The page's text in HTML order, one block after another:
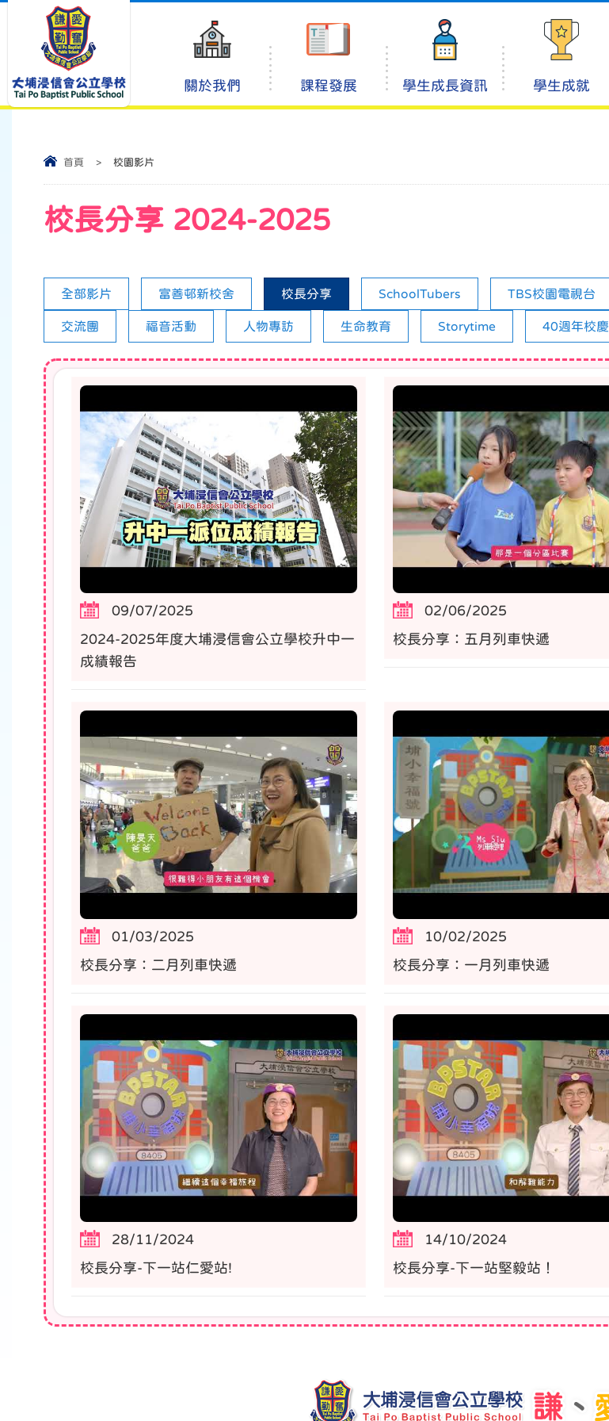
關於我們 課程發展 學生成長資訊 學生成就
首頁 > 校園影片
校長分享 2024-2025
全部影片 富善邨新校舍 校長分享 SchoolTubers TBS校園電視台
交流團 福音活動 人物專訪 生命教育 Storytime 40週年校慶
09/07/2025
2024-2025年度大埔浸信會公立學校升中一
成績報告
02/06/2025
校長分享：五月列車快遞
01/03/2025
校長分享：二月列車快遞
10/02/2025
校長分享：一月列車快遞
28/11/2024
校長分享-下一站仁愛站!
14/10/2024
校長分享-下一站堅毅站！